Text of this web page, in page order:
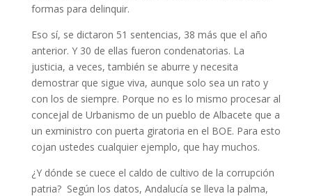
formas para delinquir.
Eso sí, se dictaron 51 sentencias, 38 más que el año
anterior. Y 30 de ellas fueron condenatorias. La
justicia, a veces, también se aburre y necesita
demostrar que sigue viva, aunque solo sea un rato y
con los de siempre. Porque no es lo mismo procesar al
concejal de Urbanismo de un pueblo de Albacete que a
un exministro con puerta giratoria en el BOE. Para esto
cojan ustedes cualquier ejemplo, que hay muchos.
¿Y dónde se cuece el caldo de cultivo de la corrupción
patria? Según los datos, Andalucía se lleva la palma,